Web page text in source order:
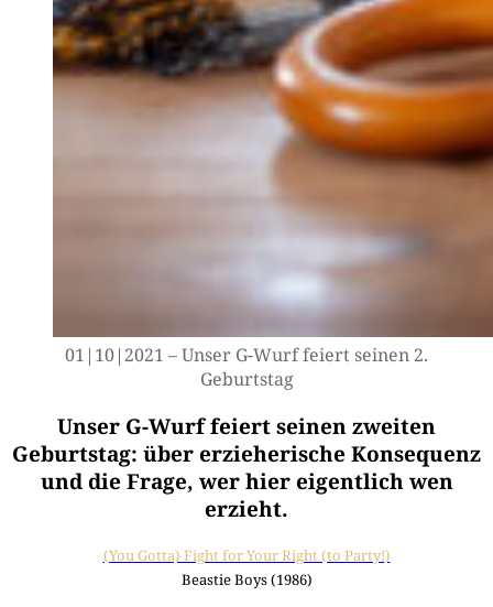
01|10|2021 – Unser G-Wurf fei­ert sei­nen 2.
Geburtstag
Unser G-Wurf feiert seinen zweiten
Geburtstag: über erzieherische Konsequenz
und die Frage, wer hier eigentlich wen
erzieht.
(You Got­ta) Fight for Your Right (to Party!)
Beas­tie Boys (1986)